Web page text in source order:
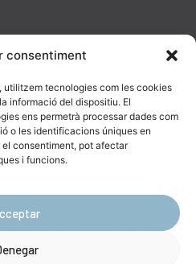
consentiment
utilitzem tecnologies com les cookies
informació del dispositiu. El
ens permetrà processar dades com
o les identificacions úniques en
consentiment, pot afectar
i funcions.
Barcelona